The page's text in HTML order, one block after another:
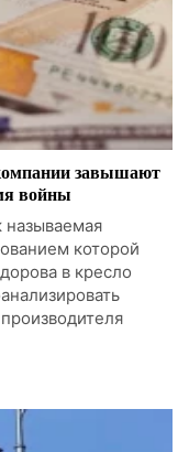
завышают
войны
называемая
которой
в кресло